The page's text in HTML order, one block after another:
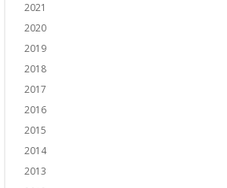
2021
2020
2019
2018
2017
2016
2015
2014
2013